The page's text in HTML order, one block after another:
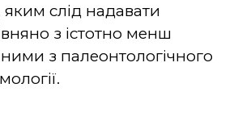
яким слід надавати
з істотно менш
з палеонтологічного